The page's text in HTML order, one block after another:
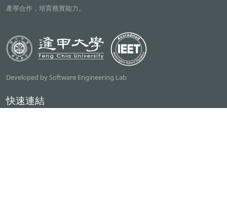
產學合作，培育務實能力。
Developed by Software Engineering Lab
快速連結